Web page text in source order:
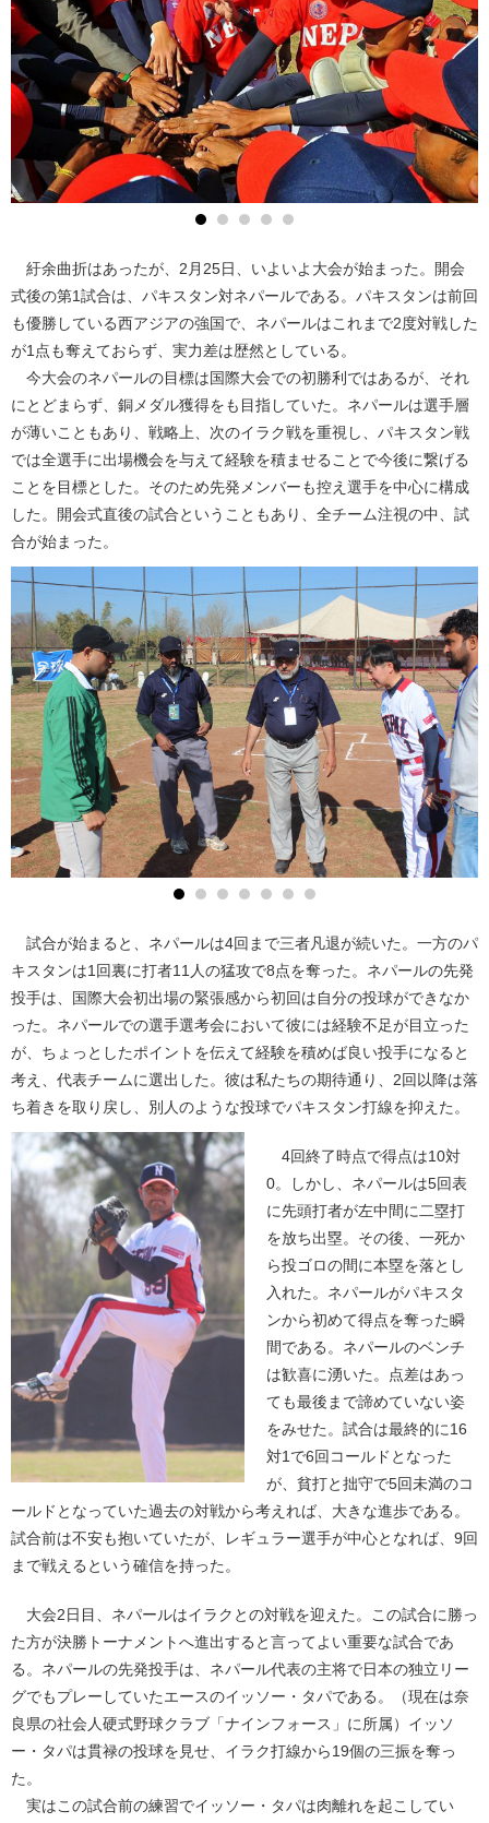
紆余曲折はあったが、2月25日、いよいよ大会が始まった。開会
式後の第1試合は、パキスタン対ネパールである。パキスタンは前回
も優勝している西アジアの強国で、ネパールはこれまで2度対戦した
が1点も奪えておらず、実力差は歴然としている。
今大会のネパールの目標は国際大会での初勝利ではあるが、それ
にとどまらず、銅メダル獲得をも目指していた。ネパールは選手層
が薄いこともあり、戦略上、次のイラク戦を重視し、パキスタン戦
では全選手に出場機会を与えて経験を積ませることで今後に繋げる
ことを目標とした。そのため先発メンバーも控え選手を中心に構成
した。開会式直後の試合ということもあり、全チーム注視の中、試
合が始まった。
試合が始まると、ネパールは4回まで三者凡退が続いた。一方のパ
キスタンは1回裏に打者11人の猛攻で8点を奪った。ネパールの先発
投手は、国際大会初出場の緊張感から初回は自分の投球ができなか
った。ネパールでの選手選考会において彼には経験不足が目立った
が、ちょっとしたポイントを伝えて経験を積めば良い投手になると
考え、代表チームに選出した。彼は私たちの期待通り、2回以降は落
ち着きを取り戻し、別人のような投球でパキスタン打線を抑えた。
4回終了時点で得点は10対
0。しかし、ネパールは5回表
に先頭打者が左中間に二塁打
を放ち出塁。その後、一死か
ら投ゴロの間に本塁を落とし
入れた。ネパールがパキスタ
ンから初めて得点を奪った瞬
間である。ネパールのベンチ
は歓喜に湧いた。点差はあっ
ても最後まで諦めていない姿
をみせた。試合は最終的に16
対1で6回コールドとなった
が、貧打と拙守で5回未満のコ
ールドとなっていた過去の対戦から考えれば、大きな進歩である。
試合前は不安も抱いていたが、レギュラー選手が中心となれば、9回
まで戦えるという確信を持った。
大会2日目、ネパールはイラクとの対戦を迎えた。この試合に勝っ
た方が決勝トーナメントへ進出すると言ってよい重要な試合であ
る。ネパールの先発投手は、ネパール代表の主将で日本の独立リー
グでもプレーしていたエースのイッソー・タパである。（現在は奈
良県の社会人硬式野球クラブ「ナインフォース」に所属）イッソ
ー・タパは貫禄の投球を見せ、イラク打線から19個の三振を奪っ
た。
実はこの試合前の練習でイッソー・タパは肉離れを起こしてい